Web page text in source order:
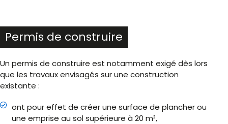
Permis de construire
Un permis de construire est notamment exigé dès lors
que les travaux envisagés sur une construction
existante :
ont pour effet de créer une surface de plancher ou
une emprise au sol supérieure à 20 m²,